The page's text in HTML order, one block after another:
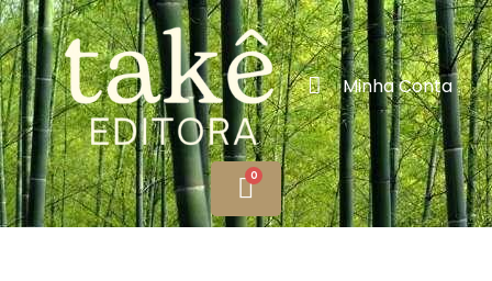
Minha Conta